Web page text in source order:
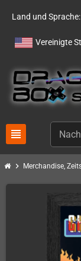
Land und Sprache:
Vereinigte
view_headline
chevron_right Merchandise,